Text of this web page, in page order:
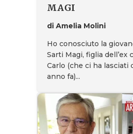
MAGI
di Amelia Molini
Ho conosciuto la
Sarti Magi, figlia dell’ex
Carlo (che ci ha lasciati
anno fa)...